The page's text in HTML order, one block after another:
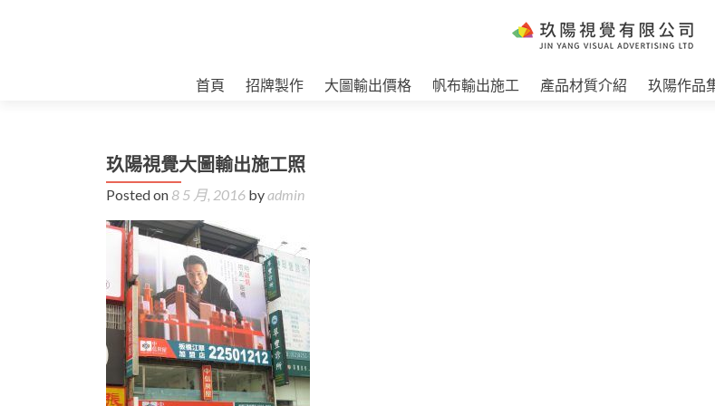
首頁 招牌製作 大圖輸出價格 帆布輸出施工 產品材質介紹 玖陽作品
玖陽視覺大圖輸出施工照
Posted on 8 5 月, 2016 byadmin